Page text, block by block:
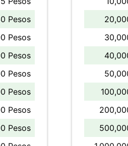
Pesos
Pesos
Pesos
Pesos
Pesos
Pesos
Pesos